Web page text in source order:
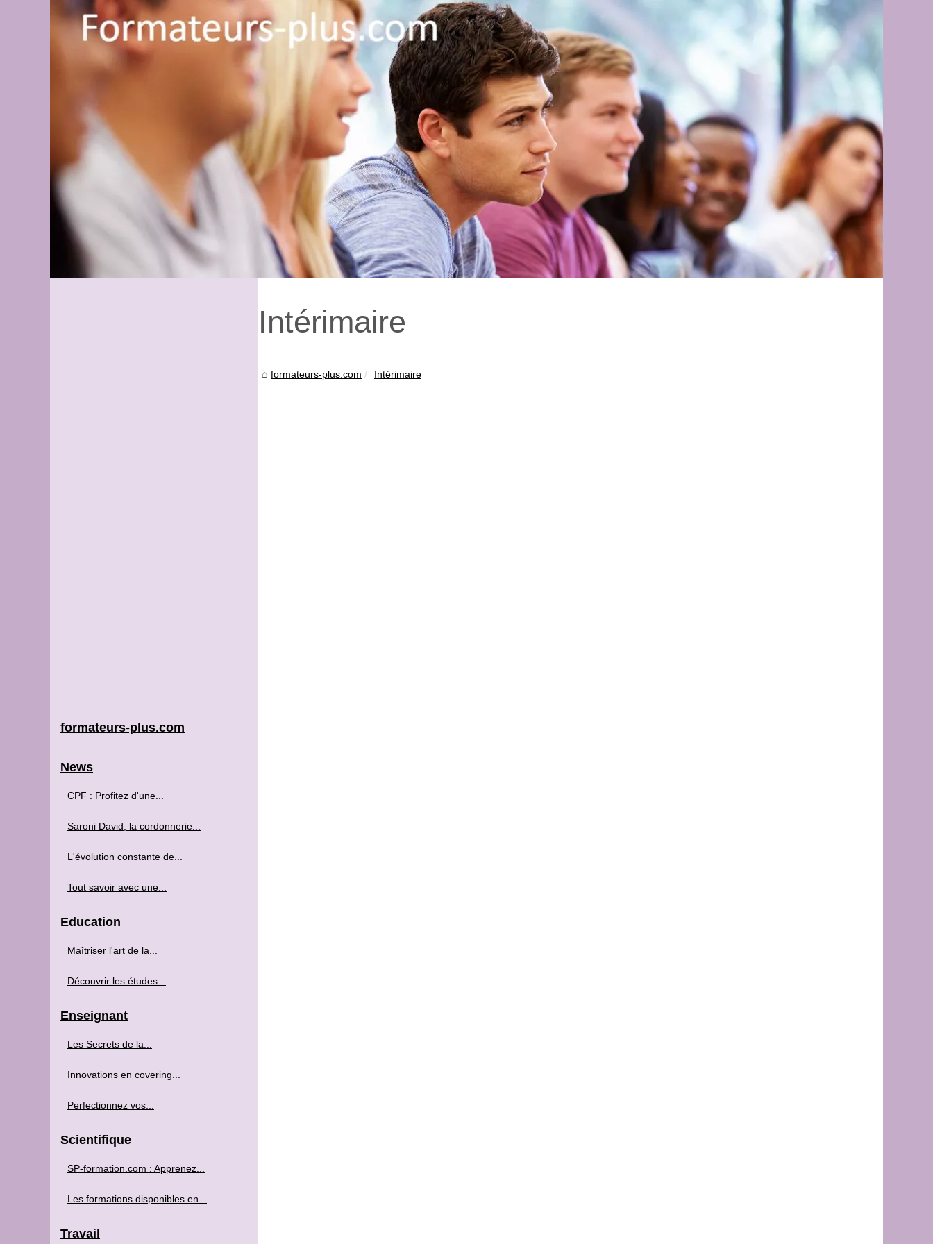
Intérimaire
formateurs-plus.com Intérimaire
formateurs-plus.com
News
CPF : Profitez d'une...
Saroni David, la cordonnerie...
L'évolution constante de...
Tout savoir avec une...
Education
Maîtriser l'art de la...
Découvrir les études...
Enseignant
Les Secrets de la...
Innovations en covering...
Perfectionnez vos...
Scientifique
SP-formation.com : Apprenez...
Les formations disponibles en...
Travail